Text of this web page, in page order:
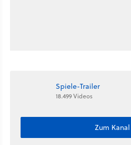
Spiele-Trailer
18.499 Videos
Zum Kanal